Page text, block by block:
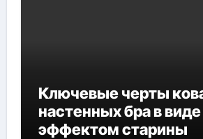
Ключевые черты
настенных бра в
эффектом старины